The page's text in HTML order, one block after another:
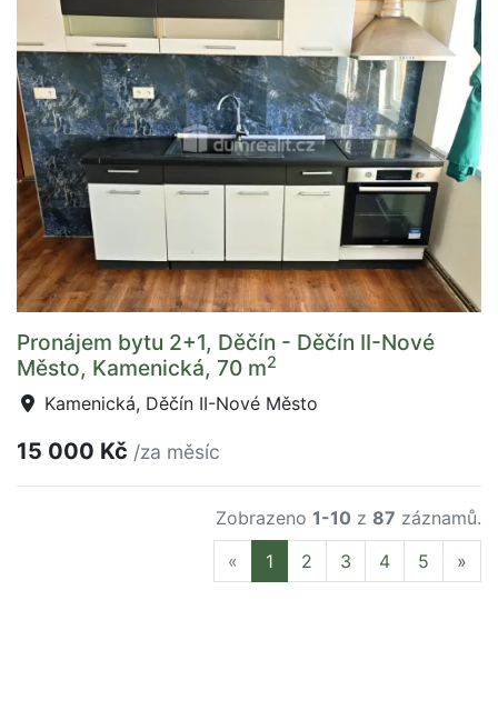
Pronájem bytu 2+1, Děčín - Děčín II-Nové
Město, Kamenická, 70 m2
Kamenická, Děčín II-Nové Město
15 000 Kč /za měsíc
Zobrazeno 1-10 z 87 záznamů.
« Previous
1 2 3 4 5 »